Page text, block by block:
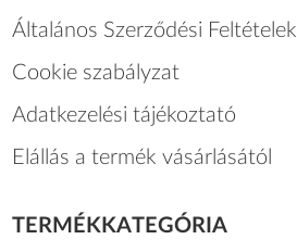
Általános Szerződési Feltételek
Cookie szabályzat
Adatkezelési tájékoztató
Elállás a termék vásárlásától
TERMÉKKATEGÓRIA